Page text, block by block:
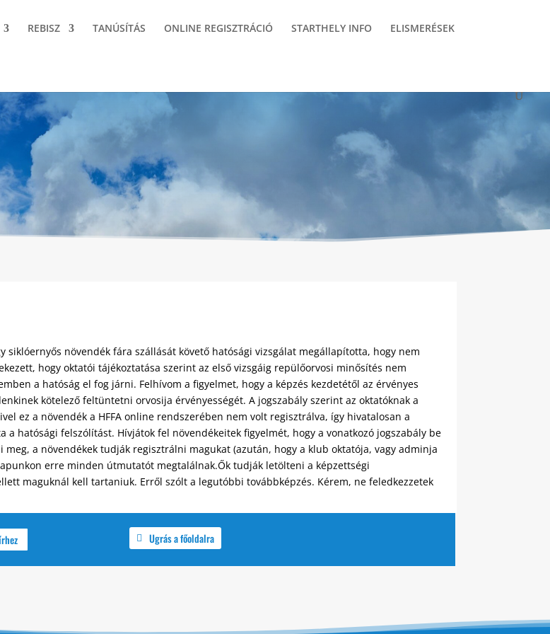
REBISZ TANÚSÍTÁS ONLINE REGISZTRÁCIÓ STARTHELY INFO ELISMERÉSEK
növendék fára szállását követő hatósági vizsgálat megállapította, hogy nem
hogy oktatói tájékoztatása szerint az első vizsgáig repülőorvosi minősítés nem
a hatóság el fog járni. Felhívom a figyelmet, hogy a képzés kezdetétől az érvényes
kötelező feltüntetni orvosija érvényességét. A jogszabály szerint az oktatóknak a
ez a növendék a HFFA online rendszerében nem volt regisztrálva, így hivatalosan a
hatósági felszólítást. Hívjátok fel növendékeitek figyelmét, hogy a vonatkozó jogszabály be
a növendékek tudják regisztrálni magukat (azután, hogy a klub oktatója, vagy adminja
erre minden útmutatót megtalálnak.Ők tudják letölteni a képzettségi
maguknál kell tartaniuk. Erről szólt a legutóbbi továbbképzés. Kérem, ne feledkezzetek
Ugrás a főoldalra